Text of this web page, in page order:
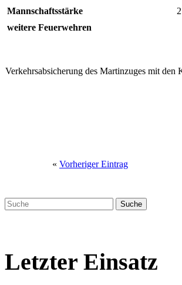
Mannschaftsstärke
weitere Feuerwehren
Verkehrsabsicherung des Martinzuges mit
« Vorheriger Eintrag
Letzter Einsatz